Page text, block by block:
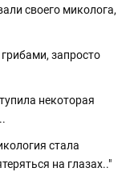
своего миколога,
запросто
некоторая
стала
на глазах.."